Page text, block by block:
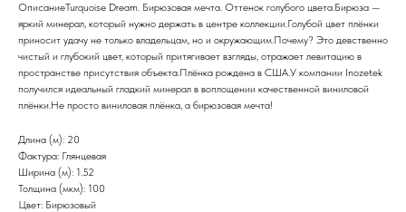
ОписаниеTurquoise Dream. Бирюзовая мечта. Оттенок голубого цвета.Бирюза —
яркий минерал, который нужно держать в центре коллекции.Голубой цвет плёнки
приносит удачу не только владельцам, но и окружающим.Почему? Это девственно
чистый и глубокий цвет, который притягивает взгляды, отражает левитацию в
пространстве присутствия объекта.Плёнка рождена в США.У компании Inozetek
получился идеальный гладкий минерал в воплощении качественной виниловой
плёнки.Не просто виниловая плёнка, а бирюзовая мечта!
Длина (м): 20
Фактура: Глянцевая
Ширина (м): 1.52
Толщина (мкм): 100
Цвет: Бирюзовый